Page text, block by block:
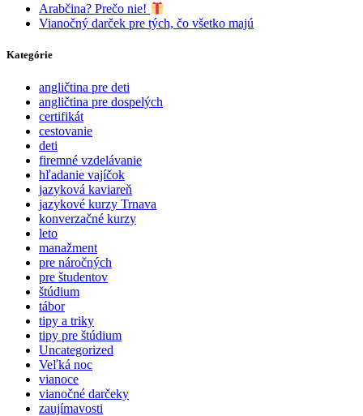
Arabčina? Prečo nie!
Vianočný darček pre tých, čo všetko majú
Kategórie
angličtina pre deti
angličtina pre dospelých
certifikát
cestovanie
deti
firemné vzdelávanie
hľadanie vajíčok
jazyková kaviareň
jazykové kurzy Trnava
konverzačné kurzy
leto
manažment
pre náročných
pre študentov
štúdium
tábor
tipy a triky
tipy pre štúdium
Uncategorized
Veľká noc
vianoce
vianočné darčeky
zaujímavosti